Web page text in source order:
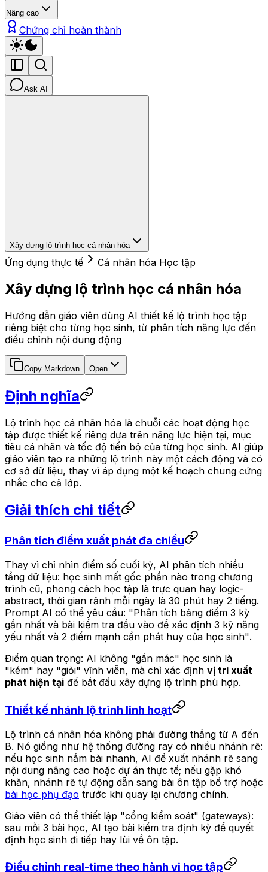
Nâng cao
Chứng chỉ hoàn thành
Ask AI
Xây dựng lộ trình học cá nhân hóa
Ứng dụng thực tế Cá nhân hóa Học tập
Xây dựng lộ trình học cá nhân hóa
Hướng dẫn giáo viên dùng AI thiết kế lộ trình học tập
riêng biệt cho từng học sinh, từ phân tích năng lực đến
điều chỉnh nội dung động
Copy Markdown Open
Định nghĩa
Lộ trình học cá nhân hóa là chuỗi các hoạt động học
tập được thiết kế riêng dựa trên năng lực hiện tại, mục
tiêu cá nhân và tốc độ tiến bộ của từng học sinh. AI giúp
giáo viên tạo ra những lộ trình này một cách động và có
cơ sở dữ liệu, thay vì áp dụng một kế hoạch chung cứng
nhắc cho cả lớp.
Giải thích chi tiết
Phân tích điểm xuất phát đa chiều
Thay vì chỉ nhìn điểm số cuối kỳ, AI phân tích nhiều
tầng dữ liệu: học sinh mất gốc phần nào trong chương
trình cũ, phong cách học tập là trực quan hay logic-
abstract, thời gian rảnh mỗi ngày là 30 phút hay 2 tiếng.
Prompt AI có thể yêu cầu: "Phân tích bảng điểm 3 kỳ
gần nhất và bài kiểm tra đầu vào để xác định 3 kỹ năng
yếu nhất và 2 điểm mạnh cần phát huy của học sinh".
Điểm quan trọng: AI không "gắn mác" học sinh là
"kém" hay "giỏi" vĩnh viễn, mà chỉ xác định vị trí xuất
phát hiện tại để bắt đầu xây dựng lộ trình phù hợp.
Thiết kế nhánh lộ trình linh hoạt
Lộ trình cá nhân hóa không phải đường thẳng từ A đến
B. Nó giống như hệ thống đường ray có nhiều nhánh rẽ:
nếu học sinh nắm bài nhanh, AI đề xuất nhánh rẽ sang
nội dung nâng cao hoặc dự án thực tế; nếu gặp khó
khăn, nhánh rẽ tự động dẫn sang bài ôn tập bổ trợ hoặc
bài học phụ đạo trước khi quay lại chương chính.
Giáo viên có thể thiết lập "cổng kiểm soát" (gateways):
sau mỗi 3 bài học, AI tạo bài kiểm tra định kỳ để quyết
định học sinh đi tiếp hay lùi về ôn tập.
Điều chỉnh real-time theo hành vi học tập